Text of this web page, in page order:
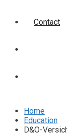
Contact
Home
Education
D&O-